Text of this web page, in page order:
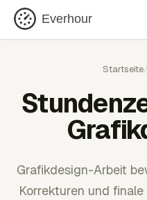
Everhour
Startseite/
Grafikdesign-Arbeit
Korrekturen und